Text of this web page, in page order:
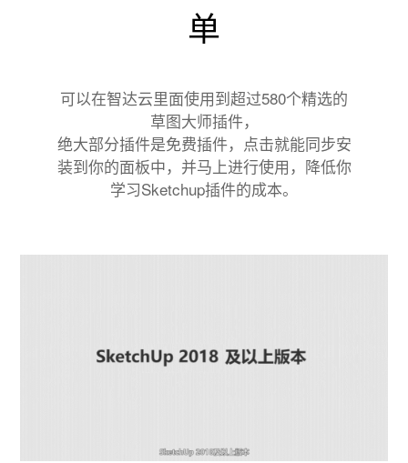
单
可以在智达云里面使用到超过580个精选的
草图大师插件，
绝大部分插件是免费插件，点击就能同步安
装到你的面板中，并马上进行使用，降低你
学习Sketchup插件的成本。